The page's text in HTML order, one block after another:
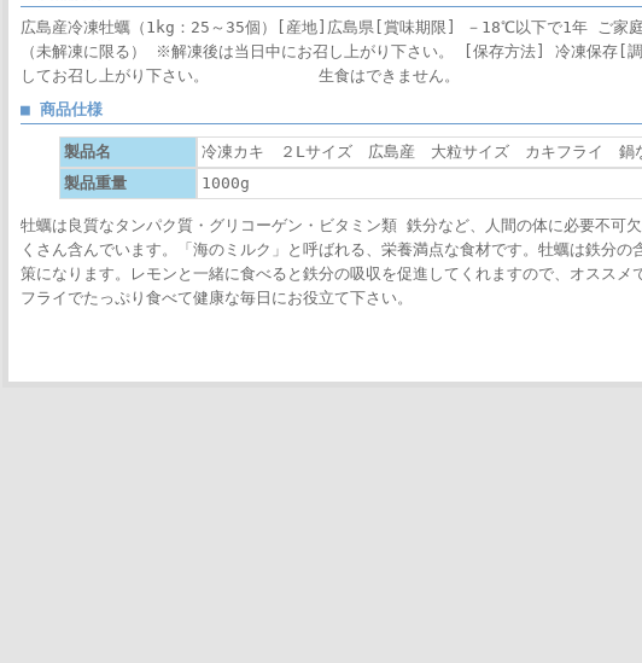
広島産冷凍牡蠣（1kg：25～35個）[産地]広島県[賞味期限] －18℃以下で1年 ご家庭
（未解凍に限る） ※解凍後は当日中にお召し上がり下さい。 [保存方法] 冷凍保存[
してお召し上がり下さい。 生食はできません。
■ 商品仕様
製品名
冷凍カキ ２Lサイズ 広島産 大粒サイズ カキフライ 鍋
製品重量
1000g
牡蠣は良質なタンパク質・グリコーゲン・ビタミン類 鉄分など、人間の体に必要不可
くさん含んでいます。「海のミルク」と呼ばれる、栄養満点な食材です。牡蠣は鉄分の
策になります。レモンと一緒に食べると鉄分の吸収を促進してくれますので、オススメ
フライでたっぷり食べて健康な毎日にお役立て下さい。